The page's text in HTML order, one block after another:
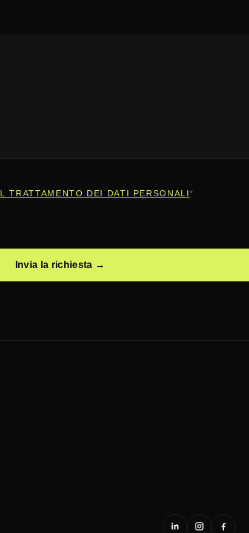
TRATTAMENTO DEI DATI PERSONALI*